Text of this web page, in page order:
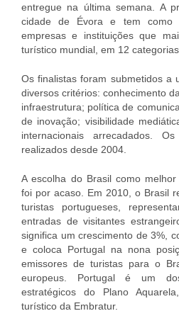
entregue na última semana. A
cidade de Évora e tem como
empresas e instituições que
turístico mundial, em 12
Os finalistas foram submetidos a
diversos critérios: conhecimento
infraestrutura; política de
de inovação; visibilidade
internacionais arrecadados.
realizados desde 2004.
A escolha do Brasil como
foi por acaso. Em 2010, o Brasil
turistas portugueses,
entradas de visitantes
significa um crescimento de 3%,
e coloca Portugal na nona
emissores de turistas para o
europeus. Portugal é um
estratégicos do Plano
turístico da Embratur.